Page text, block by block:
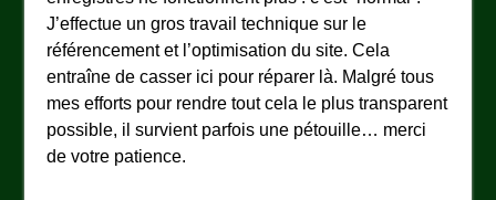
J’effectue un gros travail technique sur le
référencement et l’optimisation du site. Cela
entraîne de casser ici pour réparer là. Malgré tous
mes efforts pour rendre tout cela le plus transparent
possible, il survient parfois une pétouille… merci
de votre patience.